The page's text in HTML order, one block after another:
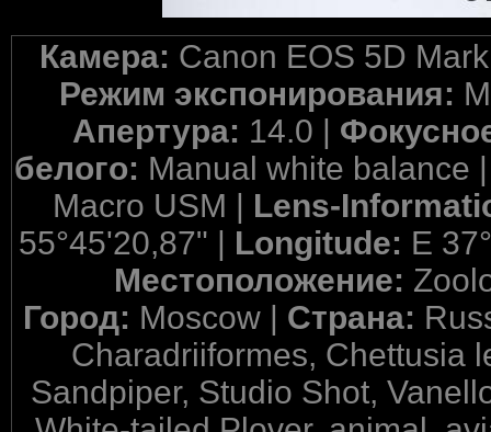
Камера: Canon EOS 5D
Режим экспонирования:
Апертура: 14.0 |
белого: Manual white balance
Macro USM | Lens-
55°45'20,87" | Longitude: E
Местоположение:
Город: Moscow | Страна:
Charadriiformes, Chettusia
Sandpiper, Studio Shot,